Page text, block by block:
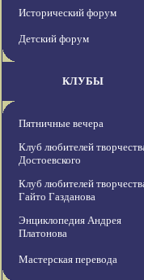
Исторический форум
Детский форум
КЛУБЫ
Пятничные вечера
Клуб любителей
Достоевского
Клуб любителей
Гайто Газданова
Энциклопедия Андрея
Платонова
Мастерская перевода